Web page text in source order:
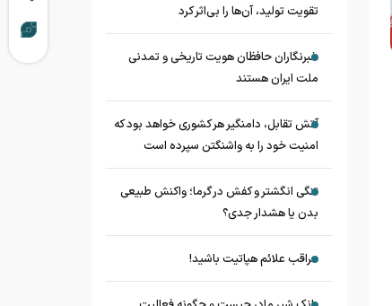
تقویت تولید، آن‌ها را بی‌اثر کرد
خبرنگاران حافظان هویت تاریخی و تمدنی
ملت ایران هستند
آتش تقابل، دامنگیر هر کشوری خواهد بود که
امنیت خود را به واشنگتن سپرده است
تنگی انگشتر و کفش در گرما؛ واکنش طبیعی
بدن یا هشدار جدی؟
مراقب علائم هپاتیت باشید!